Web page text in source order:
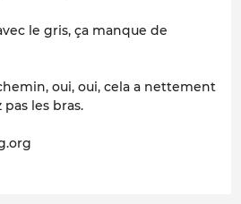
le gris, ça manque de
oui, oui, cela a nettement
pas les bras.